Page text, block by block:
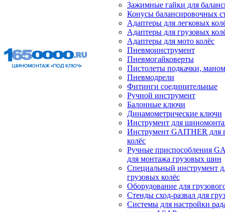
Зажимные гайки для
Конусы балансировочных
Адаптеры для легковых
Адаптеры для грузовых
Адаптеры для мото колёс
Пневмоинструмент
Пневмогайковерты
Пистолеты подкачки,
Пневмодрели
Фитинги соединительные
Ручной инструмент
Балонные ключи
Динамометрические ключи
Инструмент для
Инструмент GAITHER для
колёс
Ручные приспособления
для монтажа грузовых шин
Специальный инструмент
грузовых колёс
Оборудование для
Стенды сход-развал для
Системы для настройки